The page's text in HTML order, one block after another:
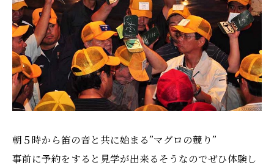
朝５時から笛の音と共に始まる”マグロの競り”
事前に予約をすると見学が出来るそうなのでぜひ体験し